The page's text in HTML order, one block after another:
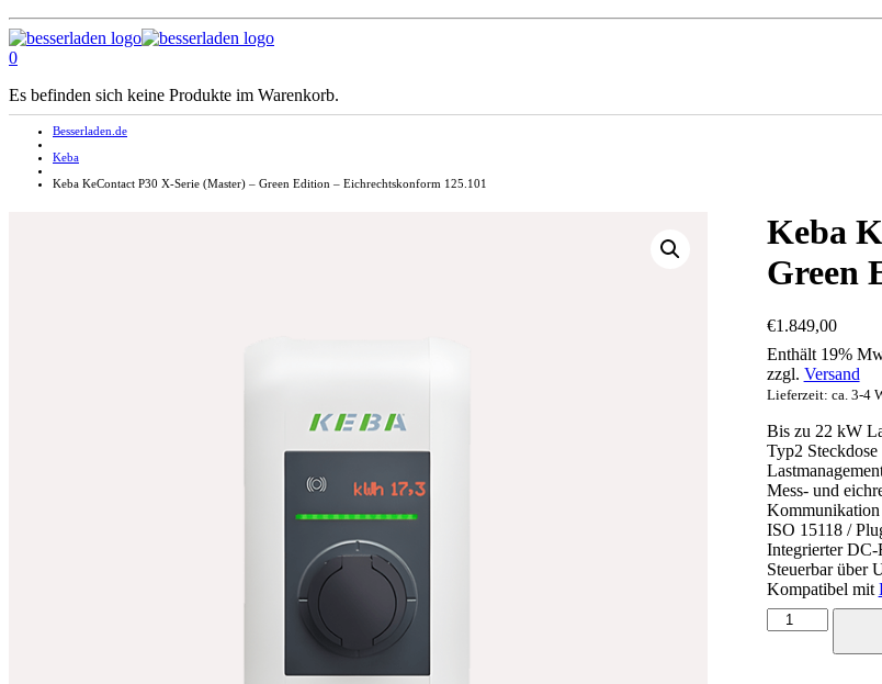
0
Es befinden sich keine Produkte im Warenkorb.
Besserladen.de
Keba
Keba KeContact P30 X-Serie (Master) – Green Edition – Eichrechtskonform 125.101
Keba
Green
€1.849,00
Enthält 19%
zzgl. Versand
Lieferzeit: ca. 3-4
Bis zu 22 kW
Typ2 Steckdose
Mess- und
ISO 15118 /
Integrierter DC-
Steuerbar über
Kompatibel mit
Keba
KeContact